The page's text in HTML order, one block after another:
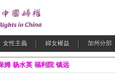
女性主義 婦女權益 加州分部
姆 杨水英 福利院 镇远